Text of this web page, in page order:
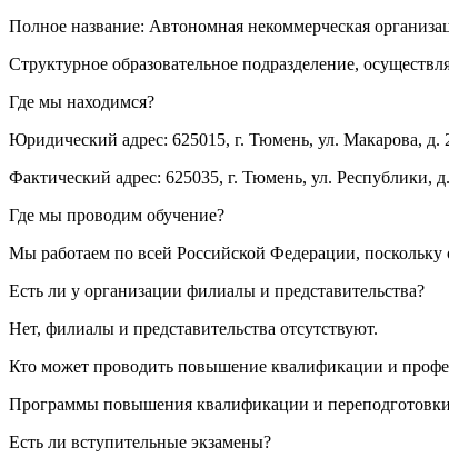
Полное название: Автономная некоммерческая
Структурное образовательное подразделение,
Где мы находимся?
Юридический адрес: 625015, г. Тюмень, ул. Макарова, д.
Фактический адрес: 625035, г. Тюмень, ул. Республики,
Где мы проводим обучение?
Мы работаем по всей Российской Федерации,
Есть ли у организации филиалы и представительства?
Нет, филиалы и представительства отсутствуют.
Кто может проводить повышение квалификации и
Программы повышения квалификации и
Есть ли вступительные экзамены?